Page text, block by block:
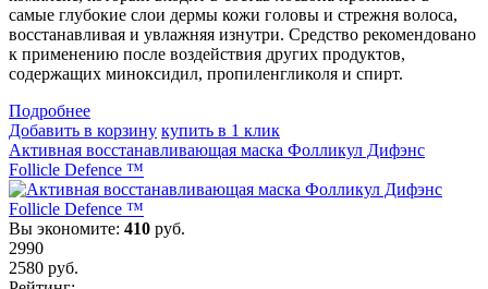
самые глубокие слои дермы кожи головы и стрежня волоса,
восстанавливая и увлажняя изнутри. Средство рекомендовано
к применению после воздействия других продуктов,
содержащих миноксидил, пропиленгликоля и спирт.
Подробнеe
Добавить в корзину купить в 1 клик
Активная восстанавливающая маска Фолликул Дифэнс
Follicle Defence ™
Вы экономите: 410 руб.
2990
2580 руб.